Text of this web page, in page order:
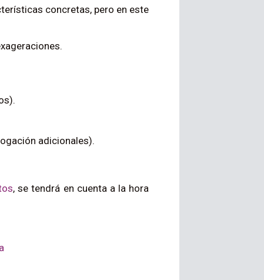
concretas, pero en este
adicionales).
, se tendrá en cuenta a la hora